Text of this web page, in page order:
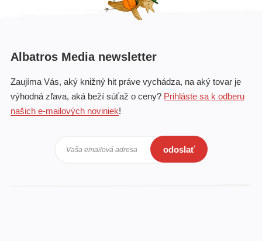
Albatros Media newsletter
Zaujíma Vás, aký knižný hit práve vychádza, na aký tovar je
výhodná zľava, aká beží súťaž o ceny? Prihláste sa k odberu
našich e-mailových noviniek!
Vaša emailová adresa odoslať